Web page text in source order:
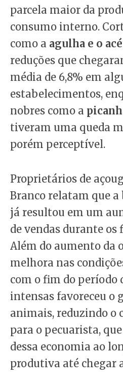
parcela maior da
consumo interno.
como a agulha e o
reduções que
média de 6,8% em
estabelecimentos,
nobres como a
tiveram uma queda
porém perceptível.
Proprietários de
Branco relatam que a
já resultou em um
de vendas durante os
Além do aumento da
melhora nas
com o fim do período
intensas favoreceu o
animais, reduzindo o
para o pecuarista,
dessa economia ao
produtiva até chegar